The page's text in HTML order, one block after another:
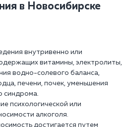
в Новосибирске
внутривенно или
витамины, электролиты,
водно-солевого баланса,
печени, почек, уменьшения
синдрома.
психологической или
алкоголя.
достигается путем